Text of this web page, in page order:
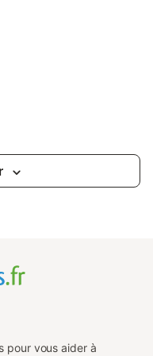
pour vous aider à